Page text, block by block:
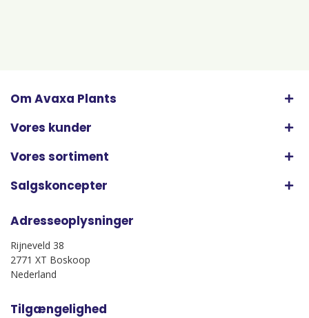
Om Avaxa Plants
Vores kunder
Vores sortiment
Salgskoncepter
Adresseoplysninger
Rijneveld 38
2771 XT Boskoop
Nederland
Tilgængelighed